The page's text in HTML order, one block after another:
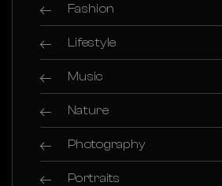
Fashion
Lifestyle
Music
Nature
Photography
Portraits